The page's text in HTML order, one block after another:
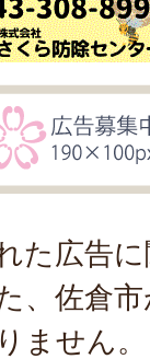
た広告
、佐倉
りません。